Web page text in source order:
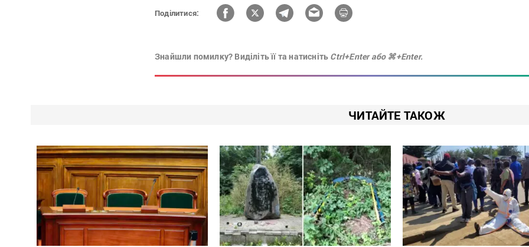
Поділитися:
Знайшли помилку? Виділіть її та натисніть Ctrl+Enter або ⌘+Enter.
ЧИТАЙТЕ ТАКОЖ